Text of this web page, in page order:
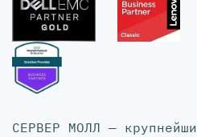
СЕРВЕР МОЛЛ —